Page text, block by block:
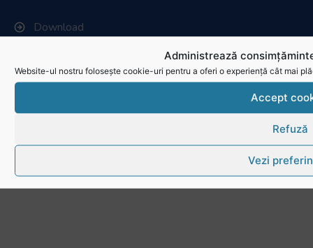
Administrează
Website-ul nostru folosește cookie-uri pentru a oferi o experiență cât mai
Accept
Refuză
Vezi
Download